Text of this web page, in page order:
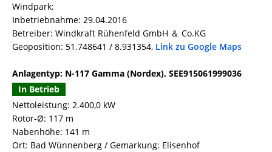
Windpark:
Inbetriebnahme: 29.04.2016
Betreiber: Windkraft Rühenfeld GmbH ＆ Co.KG
Geoposition: 51.748641 / 8.931354, Link zu Google Maps
Anlagentyp: N-117 Gamma (Nordex), SEE915061999036
In Betrieb
Nettoleistung: 2.400,0 kW
Rotor-Ø: 117 m
Nabenhöhe: 141 m
Ort: Bad Wünnenberg / Gemarkung: Elisenhof